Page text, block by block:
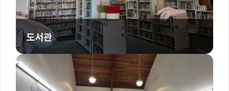
도서관